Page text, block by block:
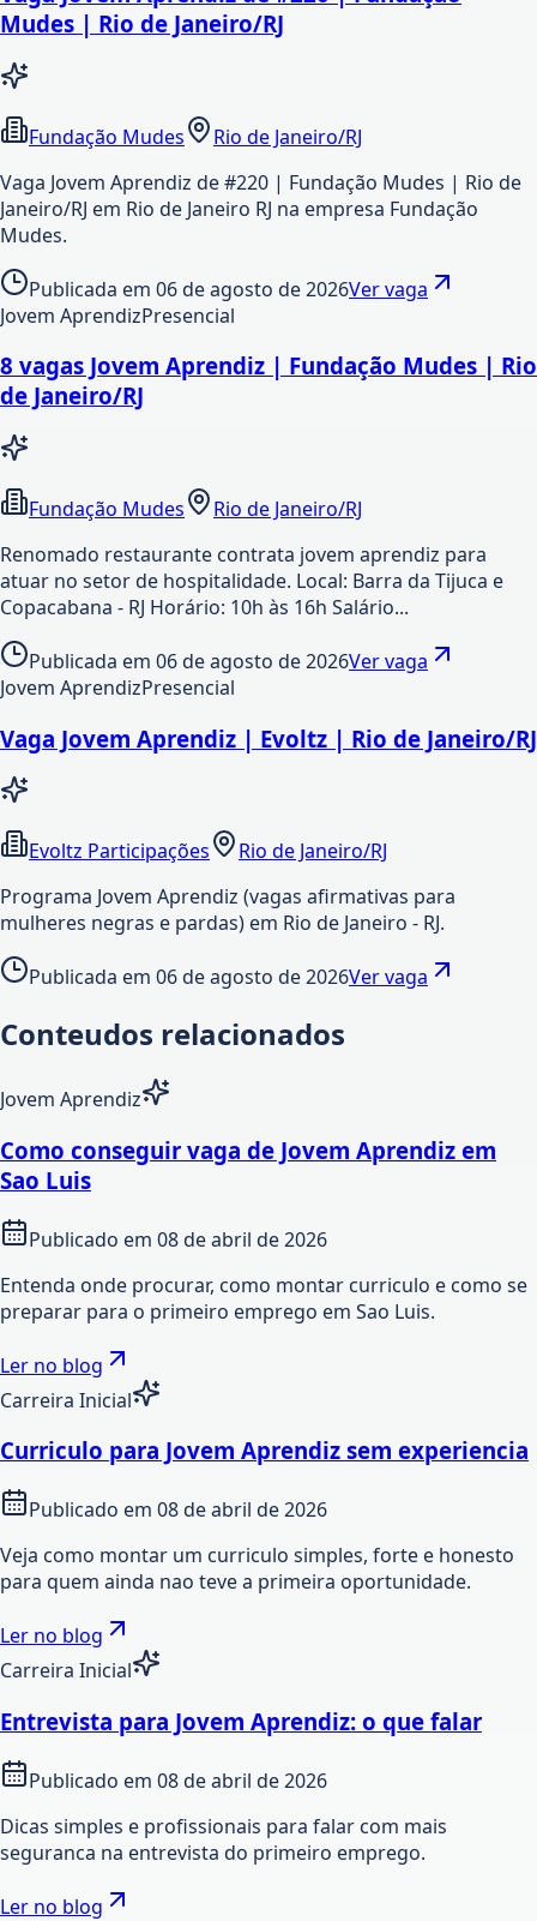
Mudes | Rio de Janeiro/RJ
Fundação Mudes
Rio de Janeiro/RJ
Vaga Jovem Aprendiz de #220 | Fundação Mudes | Rio de
Janeiro/RJ em Rio de Janeiro RJ na empresa Fundação
Mudes.
Publicada em 06 de agosto de 2026Ver vaga
Jovem AprendizPresencial
8 vagas Jovem Aprendiz | Fundação Mudes | Rio
de Janeiro/RJ
Fundação Mudes
Rio de Janeiro/RJ
Renomado restaurante contrata jovem aprendiz para
atuar no setor de hospitalidade. Local: Barra da Tijuca e
Copacabana - RJ Horário: 10h às 16h Salário...
Publicada em 06 de agosto de 2026Ver vaga
Jovem AprendizPresencial
Vaga Jovem Aprendiz | Evoltz | Rio de Janeiro/RJ
Evoltz Participações
Rio de Janeiro/RJ
Programa Jovem Aprendiz (vagas afirmativas para
mulheres negras e pardas) em Rio de Janeiro - RJ.
Publicada em 06 de agosto de 2026Ver vaga
Conteudos relacionados
Jovem Aprendiz
Como conseguir vaga de Jovem Aprendiz em
Sao Luis
Publicado em 08 de abril de 2026
Entenda onde procurar, como montar curriculo e como se
preparar para o primeiro emprego em Sao Luis.
Ler no blog
Carreira Inicial
Curriculo para Jovem Aprendiz sem experiencia
Publicado em 08 de abril de 2026
Veja como montar um curriculo simples, forte e honesto
para quem ainda nao teve a primeira oportunidade.
Ler no blog
Carreira Inicial
Entrevista para Jovem Aprendiz: o que falar
Publicado em 08 de abril de 2026
Dicas simples e profissionais para falar com mais
seguranca na entrevista do primeiro emprego.
Ler no blog